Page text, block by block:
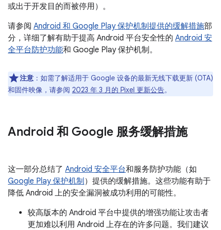
或出于开发目的而被停用）。
请参阅 Android 和 Google Play 保护机制提供的缓解措施部
分，详细了解有助于提高 Android 平台安全性的 Android 安
全平台防护功能和 Google Play 保护机制。
注意 ：如需了解适用于 Google 设备的最新无线下载更新 (OTA)
和固件映像，请参阅 2023 年 3 月的 Pixel 更新公告。
Android 和 Google 服务缓解措施
这一部分总结了 Android 安全平台和服务防护功能（如
Google Play 保护机制 ）提供的缓解措施。这些功能有助于
降低 Android 上的安全漏洞被成功利用的可能性。
较高版本的 Android 平台中提供的增强功能让攻击者
更加难以利用 Android 上存在的许多问题。我们建议